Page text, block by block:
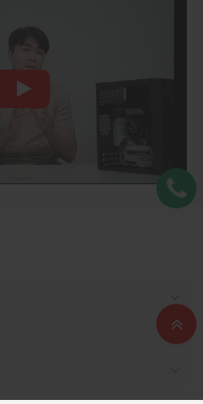
vời cho các bộ PC hiệu năng
vượt trội và độ ổn định ấn tượng.
và bus 5200MHz, thanh RAM giúp
cải thiện khả năng đa nhiệm và
làm việc đồ họa hoặc xử lý tác
DDR5 phù hợp cho cả game
đang tìm kiếm sự mượt mà,